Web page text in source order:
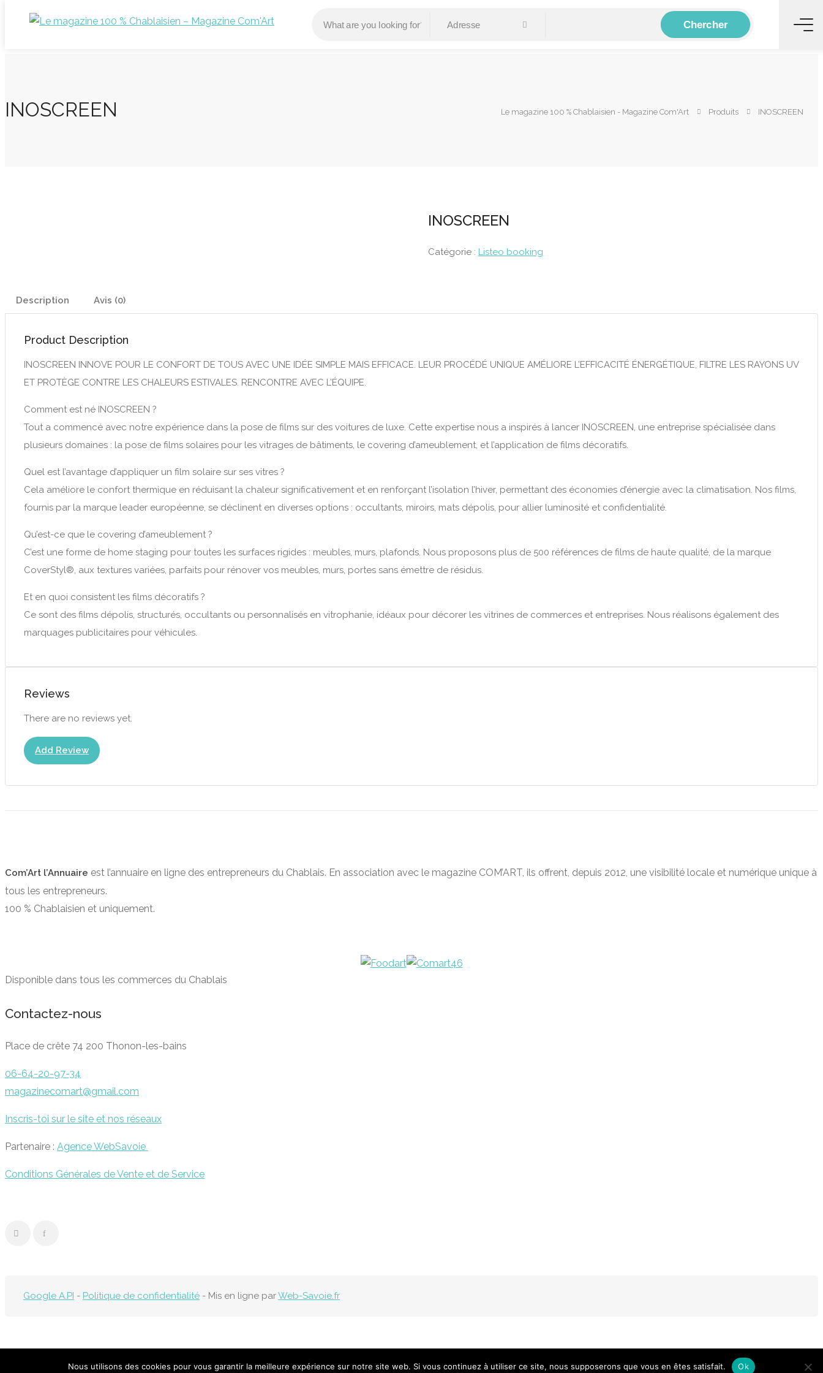
Chercher
INOSCREEN Le magazine 100 % Chablaisien - Magazine Com'Art Produits INOSCREEN
INOSCREEN
Catégorie : Listeo booking
Description Avis (0)
Product Description
INOSCREEN INNOVE POUR LE CONFORT DE TOUS AVEC UNE IDÉE SIMPLE MAIS EFFICACE. LEUR PROCÉDÉ UNIQUE AMÉLIORE L’EFFICACITÉ ÉNERGÉTIQUE, FILTRE LES RAYONS UV
ET PROTÈGE CONTRE LES CHALEURS ESTIVALES. RENCONTRE AVEC L’ÉQUIPE.
Comment est né INOSCREEN ?
Tout a commencé avec notre expérience dans la pose de films sur des voitures de luxe. Cette expertise nous a inspirés à lancer INOSCREEN, une entreprise spécialisée dans
plusieurs domaines : la pose de films solaires pour les vitrages de bâtiments, le covering d’ameublement, et l’application de films décoratifs.
Quel est l’avantage d’appliquer un film solaire sur ses vitres ?
Cela améliore le confort thermique en réduisant la chaleur significativement et en renforçant l’isolation l’hiver, permettant des économies d’énergie avec la climatisation. Nos films,
fournis par la marque leader européenne, se déclinent en diverses options : occultants, miroirs, mats dépolis, pour allier luminosité et confidentialité.
Qu’est-ce que le covering d’ameublement ?
C’est une forme de home staging pour toutes les surfaces rigides : meubles, murs, plafonds. Nous proposons plus de 500 références de films de haute qualité, de la marque
CoverStyl®, aux textures variées, parfaits pour rénover vos meubles, murs, portes sans émettre de résidus.
Et en quoi consistent les films décoratifs ?
Ce sont des films dépolis, structurés, occultants ou personnalisés en vitrophanie, idéaux pour décorer les vitrines de commerces et entreprises. Nous réalisons également des
marquages publicitaires pour véhicules.
Reviews
There are no reviews yet.
Add Review
Com’Art l’Annuaire est l’annuaire en ligne des entrepreneurs du Chablais. En association avec le magazine COM’ART, ils offrent, depuis 2012, une visibilité locale et numérique unique à
tous les entrepreneurs.
100 % Chablaisien et uniquement.
Disponible dans tous les commerces du Chablais
Contactez-nous
Place de crête 74 200 Thonon-les-bains
06-64-20-97-34
magazinecomart@gmail.com
Inscris-toi sur le site et nos réseaux
Partenaire : Agence WebSavoie
Conditions Générales de Vente et de Service
Google A.PI - Politique de confidentialité - Mis en ligne parWeb-Savoie.fr
Nous utilisons des cookies pour vous garantir la meilleure expérience sur notre site web. Si vous continuez à utiliser ce site, nous supposerons que vous en êtes satisfait. Ok